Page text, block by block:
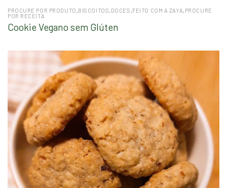
PROCURE POR PRODUTO ,BISCOITOS, DOCES ,FEITO COM A ZAYA, PROCURE
POR RECEITA
Cookie Vegano sem Glúten